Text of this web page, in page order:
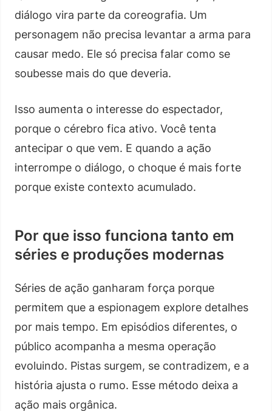
diálogo vira parte da coreografia. Um
personagem não precisa levantar a arma para
causar medo. Ele só precisa falar como se
soubesse mais do que deveria.
Isso aumenta o interesse do espectador,
porque o cérebro fica ativo. Você tenta
antecipar o que vem. E quando a ação
interrompe o diálogo, o choque é mais forte
porque existe contexto acumulado.
Por que isso funciona tanto em
séries e produções modernas
Séries de ação ganharam força porque
permitem que a espionagem explore detalhes
por mais tempo. Em episódios diferentes, o
público acompanha a mesma operação
evoluindo. Pistas surgem, se contradizem, e a
história ajusta o rumo. Esse método deixa a
ação mais orgânica.